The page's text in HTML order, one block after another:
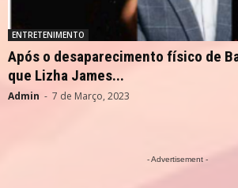
ENTRETENIMENTO
Após o desaparecimento físico de
que Lizha James...
Admin - 7 de Março, 2023
- Advertisement -